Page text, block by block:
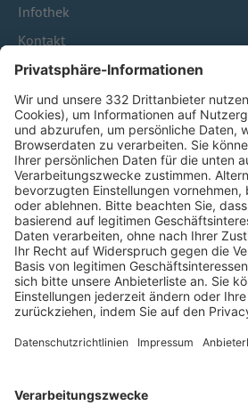
Infothek
Kontakt
HÄUFIG BESUCHTE SEITEN
Pässe und Vereinswechsel
Trainerausbildung
Schulungsangebot Vereinsmitarbeiter
BFV-Geschäftsstellen
Trainerbörse
Login SpielPlus
FOLGE DEM BFV